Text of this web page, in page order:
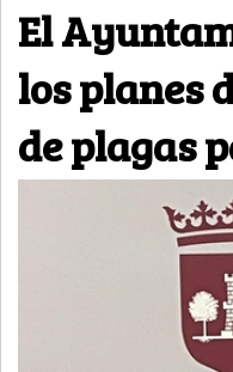
El
los planes
de plagas